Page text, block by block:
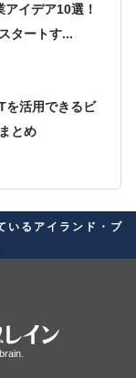
イデア10選！
タートす...
を活用できるビ
とめ
ビジネス...
ンキング！経
る星座を紹介
いるアイランド・ブ